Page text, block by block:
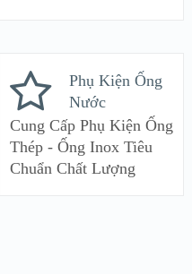
Phụ Kiện Ống
Nước
Cung Cấp Phụ Kiện Ống
Thép - Ống Inox Tiêu
Chuẩn Chất Lượng